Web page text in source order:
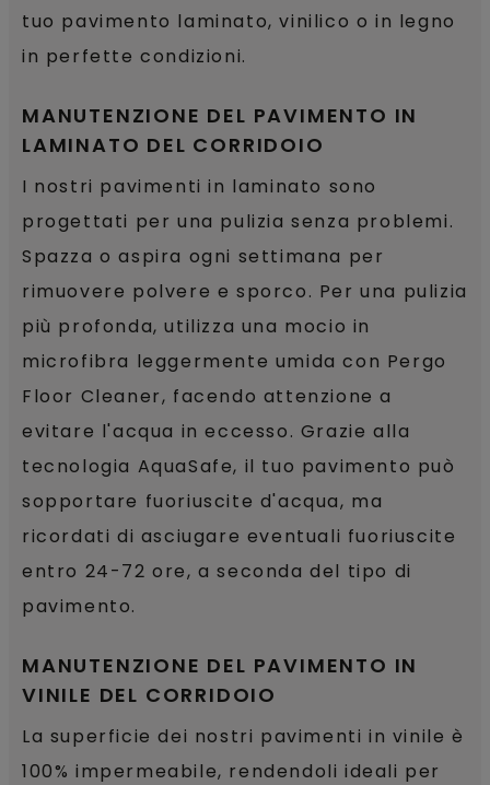
tuo pavimento laminato, vinilico o in legno
in perfette condizioni.
MANUTENZIONE DEL PAVIMENTO IN
LAMINATO DEL CORRIDOIO
I nostri pavimenti in laminato sono
progettati per una pulizia senza problemi.
Spazza o aspira ogni settimana per
rimuovere polvere e sporco. Per una pulizia
più profonda, utilizza una mocio in
microfibra leggermente umida con Pergo
Floor Cleaner, facendo attenzione a
evitare l'acqua in eccesso. Grazie alla
tecnologia AquaSafe, il tuo pavimento può
sopportare fuoriuscite d'acqua, ma
ricordati di asciugare eventuali fuoriuscite
entro 24-72 ore, a seconda del tipo di
pavimento.
MANUTENZIONE DEL PAVIMENTO IN
VINILE DEL CORRIDOIO
La superficie dei nostri pavimenti in vinile è
100% impermeabile, rendendoli ideali per